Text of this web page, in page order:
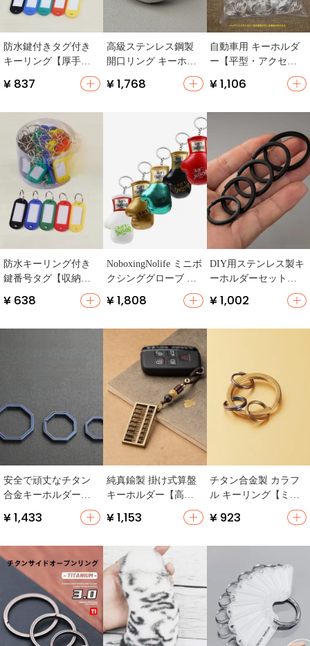
防水鍵付きタグ付き
キーリング【厚手・
¥ 837
高級ステンレス鋼製
開口リング キーホル
ダーアクセサリー【D
IY装飾用】
¥ 1,768
自動車用 キーホルダ
ー【平型・アクセサ
リー・様々なデザイ
ン】
¥ 1,106
防水キーリング付き
鍵番号タグ【収納
用】
¥ 638
NoboxingNolife ミニボ
クシンググローブ キ
ーホルダー【車用ア
クセサリー】
¥ 1,808
DIY用ステンレス製キ
ーホルダーセット
【大・小リング・カ
ーボンスチール製】
¥ 1,002
安全で頑丈なチタン
合金キーホルダー
【金属製・青焼き仕
上げ・円形】
¥ 1,433
純真鍮製 掛け式算盤
キーホルダー【高級
感あるデザイン・男
女兼用】
¥ 1,153
チタン合金製 カラフ
ル キーリング【ミニ
サイズ・持ち運び便
利・バッグ用】
¥ 923